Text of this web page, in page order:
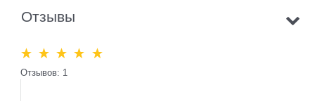
Отзывы
Отзывов: 1